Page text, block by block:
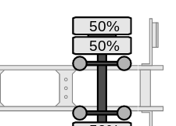
50%
50%